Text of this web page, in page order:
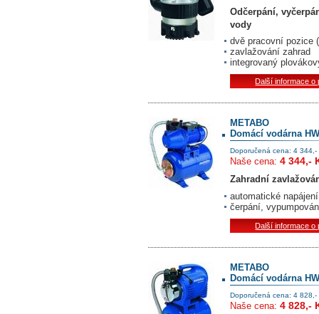
Odčerpání,
vody
dvě pracovní pozice
zavlažování zahrad
integrovaný
Další informace o
METABO
Domácí vodárna
Doporučená cena: 4 344,-
Naše cena: 4 344,-
Zahradní
automatické
čerpání,
Další informace o
METABO
Domácí vodárna
Doporučená cena: 4 828,-
Naše cena: 4 828,-